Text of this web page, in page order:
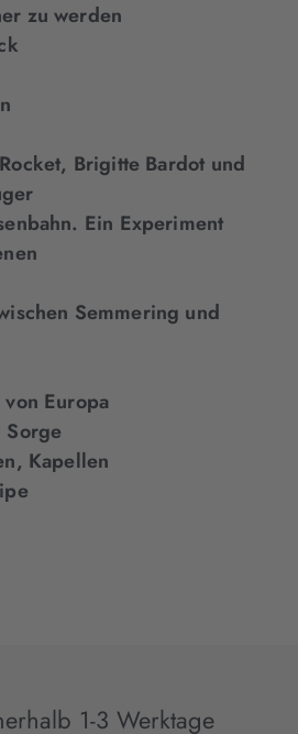
zu werden
Brigitte Bardot und
Ein Experiment
Semmering und
Europa
Sorge
Kapellen
1-3 Werktage